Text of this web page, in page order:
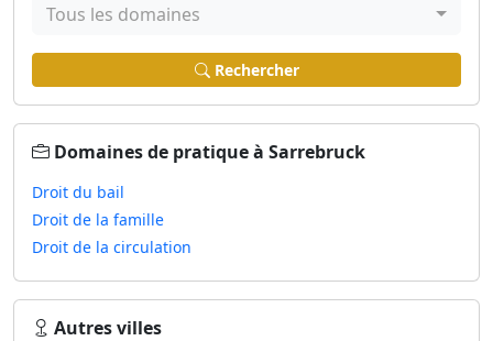
Tous les domaines
Rechercher
Domaines de pratique à Sarrebruck
Droit du bail
Droit de la famille
Droit de la circulation
Autres villes